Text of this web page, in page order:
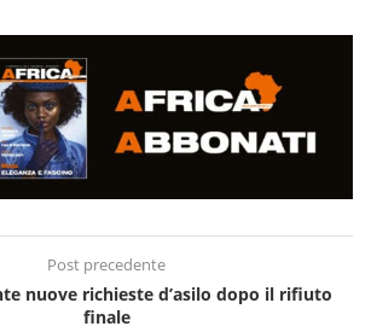
Post precedente
nuove richieste d’asilo dopo il rifiuto
finale